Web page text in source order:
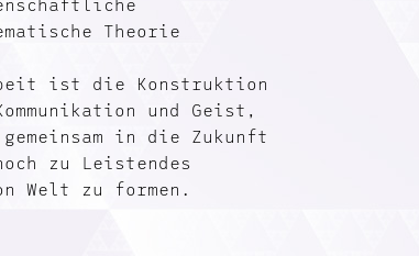
Theorie
ist die Konstruktion
und Geist,
in die Zukunft
zu Leistendes
Welt zu formen.